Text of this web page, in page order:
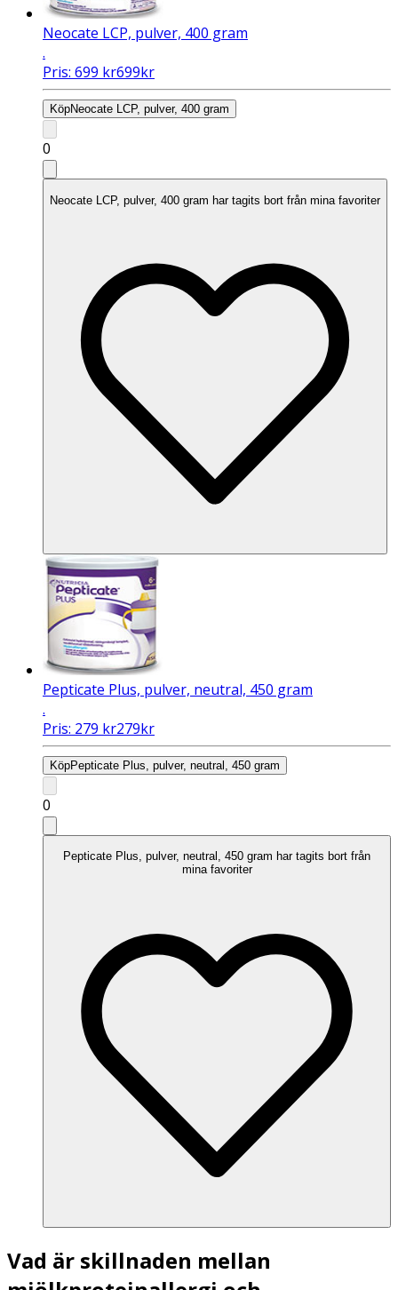
Neocate LCP, pulver, 400 gram
.
Pris: 699 kr699kr
KöpNeocate LCP, pulver, 400 gram
0
Neocate LCP, pulver, 400 gram har tagits bort från mina favoriter
Pepticate Plus, pulver, neutral, 450 gram
.
Pris: 279 kr279kr
KöpPepticate Plus, pulver, neutral, 450 gram
0
Pepticate Plus, pulver, neutral, 450 gram har tagits bort från
mina favoriter
Vad är skillnaden mellan